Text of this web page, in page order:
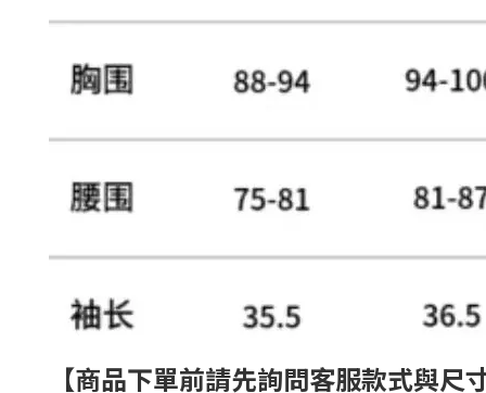
【商品下單前請先詢問客服款式與尺